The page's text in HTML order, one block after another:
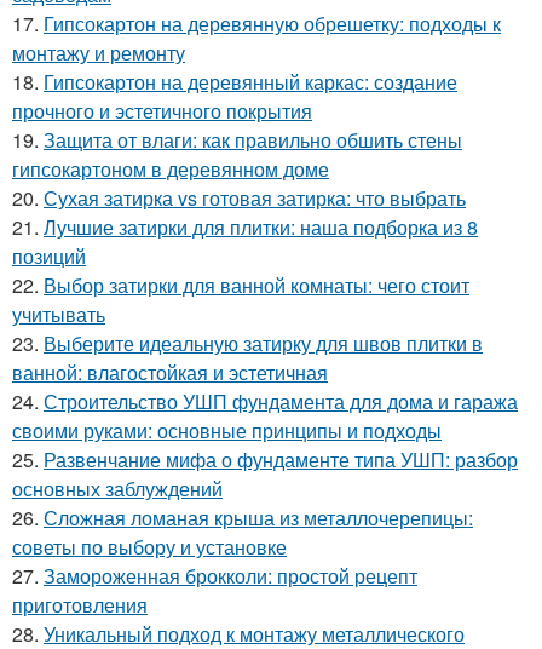
17. Гипсокартон на деревянную обрешетку: подходы к
монтажу и ремонту
18. Гипсокартон на деревянный каркас: создание
прочного и эстетичного покрытия
19. Защита от влаги: как правильно обшить стены
гипсокартоном в деревянном доме
20. Сухая затирка vs готовая затирка: что выбрать
21. Лучшие затирки для плитки: наша подборка из 8
позиций
22. Выбор затирки для ванной комнаты: чего стоит
учитывать
23. Выберите идеальную затирку для швов плитки в
ванной: влагостойкая и эстетичная
24. Строительство УШП фундамента для дома и гаража
своими руками: основные принципы и подходы
25. Развенчание мифа о фундаменте типа УШП: разбор
основных заблуждений
26. Сложная ломаная крыша из металлочерепицы:
советы по выбору и установке
27. Замороженная брокколи: простой рецепт
приготовления
28. Уникальный подход к монтажу металлического